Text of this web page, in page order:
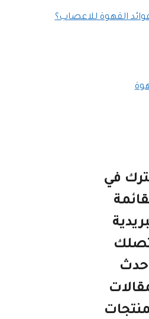
القهوة للاعصاب؟
في